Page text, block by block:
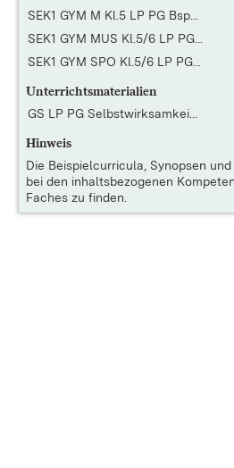
SEK1 GYM M Kl.5 LP PG Bsp...
SEK1 GYM MUS Kl.5/6 LP PG...
SEK1 GYM SPO Kl.5/6 LP PG...
Unterrichtsmaterialien
GS LP PG Selbstwirksamkei...
Hinweis
Die Beispielcurricula, Synopsen
bei den inhaltsbezogenen
Faches zu finden.